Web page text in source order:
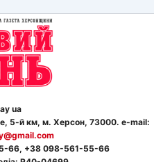
ua
5-й км, м. Херсон, 73000. e-mail:
66, +38 098-561-55-66